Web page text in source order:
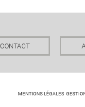
CONTACT
MENTIONS LÉGALES